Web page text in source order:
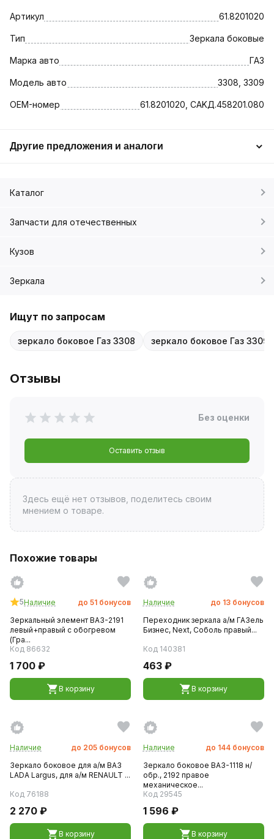
Артикул 61.8201020
Тип Зеркала боковые
Марка авто ГАЗ
Модель авто 3308, 3309
OEM-номер 61.8201020, СAKД.458201.080
Другие предложения и аналоги
Каталог
Запчасти для отечественных
Кузов
Зеркала
Ищут по запросам
зеркало боковое Газ 3308 зеркало боковое Газ 3309
Отзывы
Без оценки
Оставить отзыв
Здесь ещё нет отзывов, поделитесь своим
мнением о товаре.
Похожие товары
5Наличие до 51 бонусов
Зеркальный элемент ВАЗ-2191
левый+правый с обогревом
(Гра...
Код 86632
1 700 ₽
В корзину
Наличие до 13 бонусов
Переходник зеркала а/м ГАЗель
Бизнес, Next, Соболь правый...
Код 140381
463 ₽
В корзину
Наличие до 205 бонусов
Зеркало боковое для а/м ВАЗ
LADA Largus, для а/м RENAULT ...
Код 76188
2 270 ₽
В корзину
Наличие до 144 бонусов
Зеркало боковое ВАЗ-1118 н/
обр., 2192 правое
механическое...
Код 29545
1 596 ₽
В корзину